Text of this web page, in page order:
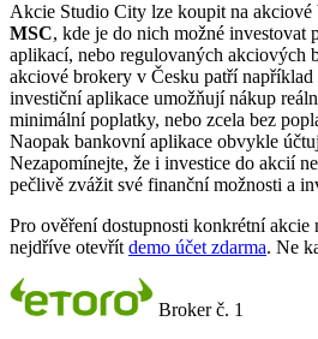
Akcie Studio City lze koupit na akciové
MSC, kde je do nich možné investovat
aplikací, nebo regulovaných akciových
akciové brokery v Česku patří
investiční aplikace umožňují nákup
minimální poplatky, nebo zcela bez
Naopak bankovní aplikace obvykle
Nezapomínejte, že i investice do akcií
pečlivě zvážit své finanční možnosti a
Pro ověření dostupnosti konkrétní akcie
nejdříve otevřít demo účet zdarma. Ne
Broker č. 1